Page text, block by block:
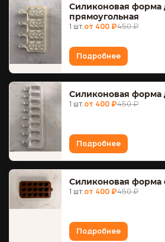
Силиконовая форма
прямоугольная
1 шт.от 400 ₽450 ₽
Подробнее
Силиконовая форма
1 шт.от 400 ₽450 ₽
Подробнее
Силиконовая форма
1 шт.от 400 ₽450 ₽
Подробнее